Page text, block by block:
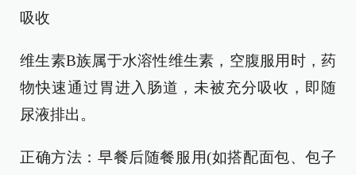
吸收
维生素B族属于水溶性维生素，空腹服用时，药
物快速通过胃进入肠道，未被充分吸收，即随
尿液排出。
正确方法：早餐后随餐服用(如搭配面包、包子